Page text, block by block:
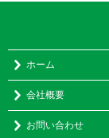
ホーム
会社概要
お問い合わせ